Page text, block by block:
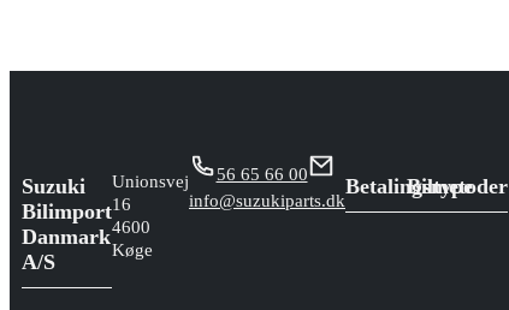
Suzuki
Bilimport
Danmark
A/S
Unionsvej
16
4600
Køge
56 65 66 00
info@suzukiparts.dk
Betalingsmetoder
Biltype